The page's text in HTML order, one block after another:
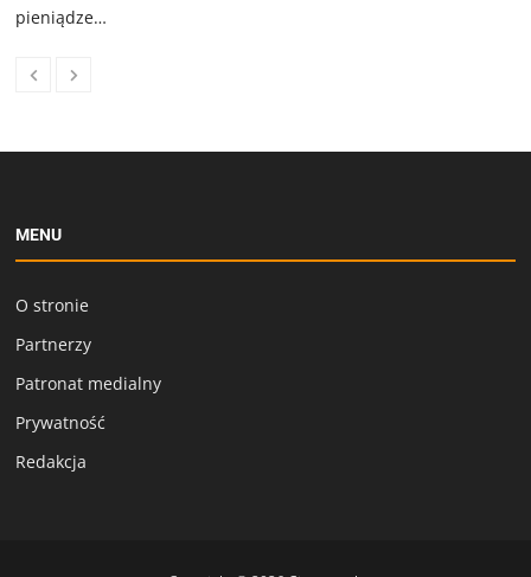
pieniądze…
MENU
O stronie
Partnerzy
Patronat medialny
Prywatność
Redakcja